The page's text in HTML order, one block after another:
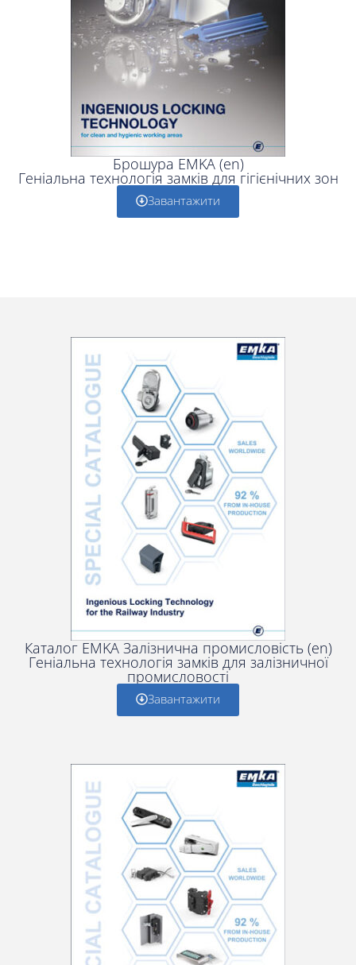
Брошура EMKA (en)
Геніальна технологія замків для гігієнічних зон
Завантажити
Каталог EMKA Залізнична промисловість (en)
Геніальна технологія замків для залізничної
промисловості
Завантажити